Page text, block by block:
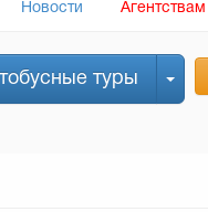
Новости Агентствам
туры